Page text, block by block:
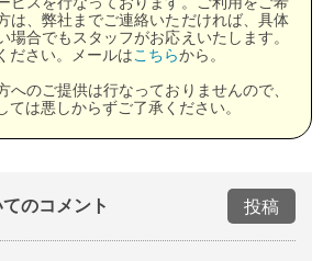
は、弊社までご連絡いただければ、具体
場合でもスタッフがお応えいたします。
ださい。メールはこちらから。
のご提供は行なっておりませんので、
ては悪しからずご了承ください。
のコメント 投稿